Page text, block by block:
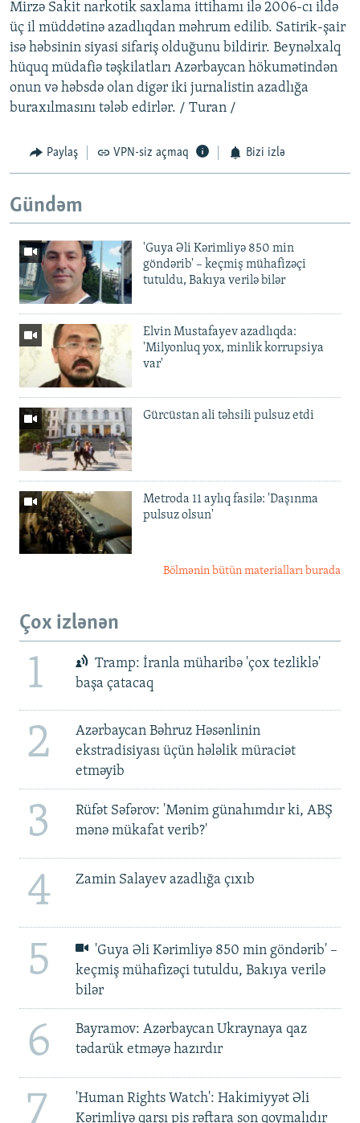
Mirzə Sakit narkotik saxlama ittihamı ilə 2006-cı ildə
üç il müddətinə azadlıqdan məhrum edilib. Satirik-şair
isə həbsinin siyasi sifariş olduğunu bildirir. Beynəlxalq
hüquq müdafiə təşkilatları Azərbaycan hökumətindən
onun və həbsdə olan digər iki jurnalistin azadlığa
buraxılmasını tələb edirlər. / Turan /
Paylaş VPN-siz açmaq Bizi izlə
Gündəm
'Guya Əli Kərimliyə 850 min
göndərib' – keçmiş mühafizəçi
tutuldu, Bakıya verilə bilər
Elvin Mustafayev azadlıqda:
'Milyonluq yox, minlik korrupsiya
var'
Gürcüstan ali təhsili pulsuz etdi
Metroda 11 aylıq fasilə: 'Daşınma
pulsuz olsun'
Bölmənin bütün materialları burada
Çox izlənən
1
Tramp: İranla müharibə 'çox tezliklə'
başa çatacaq
2
Azərbaycan Bəhruz Həsənlinin
ekstradisiyası üçün hələlik müraciət
etməyib
3
Rüfət Səfərov: 'Mənim günahımdır ki, ABŞ
mənə mükafat verib?'
4 Zamin Salayev azadlığa çıxıb
5
'Guya Əli Kərimliyə 850 min göndərib' –
keçmiş mühafizəçi tutuldu, Bakıya verilə
bilər
6
Bayramov: Azərbaycan Ukraynaya qaz
tədarük etməyə hazırdır
7
'Human Rights Watch': Hakimiyyət Əli
Kərimliyə qarşı pis rəftara son qoymalıdır